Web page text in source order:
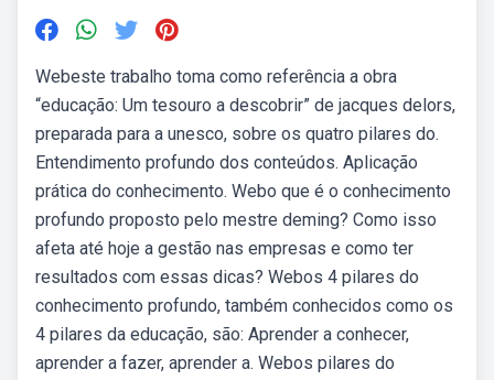
Webeste trabalho toma como referência a obra
“educação: Um tesouro a descobrir” de jacques delors,
preparada para a unesco, sobre os quatro pilares do.
Entendimento profundo dos conteúdos. Aplicação
prática do conhecimento. Webo que é o conhecimento
profundo proposto pelo mestre deming? Como isso
afeta até hoje a gestão nas empresas e como ter
resultados com essas dicas? Webos 4 pilares do
conhecimento profundo, também conhecidos como os
4 pilares da educação, são: Aprender a conhecer,
aprender a fazer, aprender a. Webos pilares do